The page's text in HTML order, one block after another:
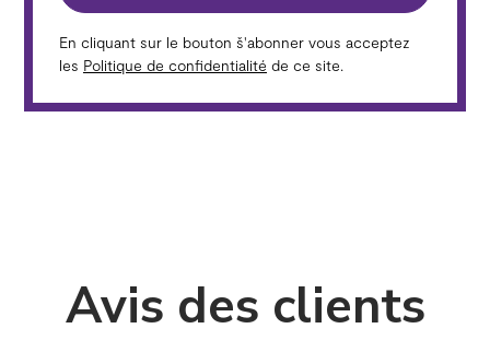
En cliquant sur le bouton š'abonner vous acceptez
les Politique de confidentialité de ce site.
Avis des clients